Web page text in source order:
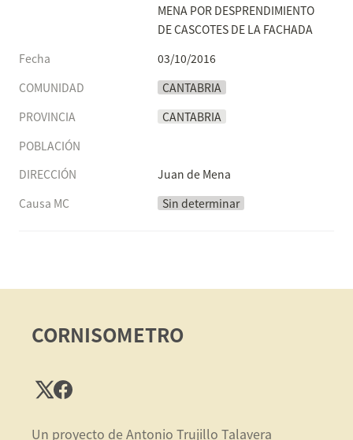
MENA POR DESPRENDIMIENTO
DE CASCOTES DE LA FACHADA
Fecha
03/10/2016
COMUNIDAD
CANTABRIA
PROVINCIA
CANTABRIA
POBLACIÓN
DIRECCIÓN
Juan de Mena
Causa MC
Sin determinar
CORNISOMETRO
Un proyecto de Antonio Trujillo Talavera